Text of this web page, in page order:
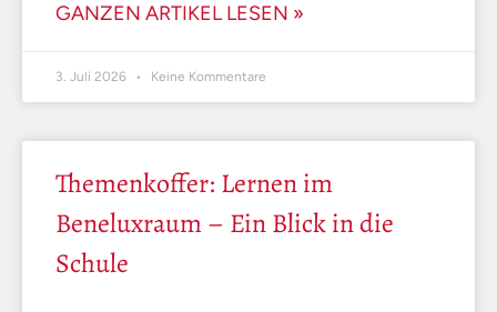
GANZEN ARTIKEL LESEN »
3. Juli 2026 Keine Kommentare
Themenkoffer: Lernen im
Beneluxraum – Ein Blick in die
Schule